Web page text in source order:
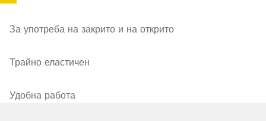
За употреба на закрито и на открито
Трайно еластичен
Удобна работа